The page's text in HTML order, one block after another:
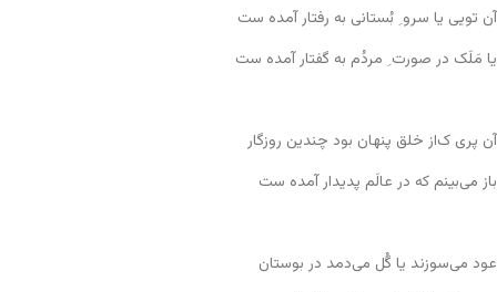
آن تویی یا سرو ِ بُستانی به رفتار آمده ست
یا مَلَک در صورت ِ مردُم به گفتار آمده ست
آن پری ک‌از خلق پنهان بود چندین روزگار
باز می‌بینم که در عالَم پدیدار آمده ست
عود می‌سوزند یا گُل می‌دمد در بوستان